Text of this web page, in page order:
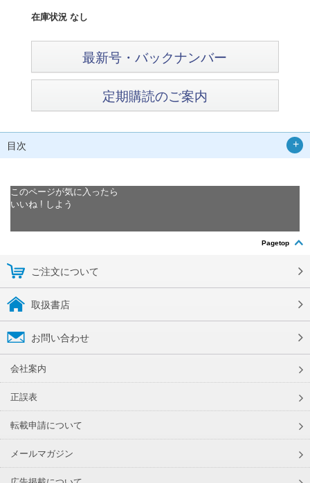
在庫状況 なし
最新号・バックナンバー
定期購読のご案内
目次
このページが気に入ったら
いいね ! しよう
Pagetop
ご注文について
取扱書店
お問い合わせ
会社案内
正誤表
転載申請について
メールマガジン